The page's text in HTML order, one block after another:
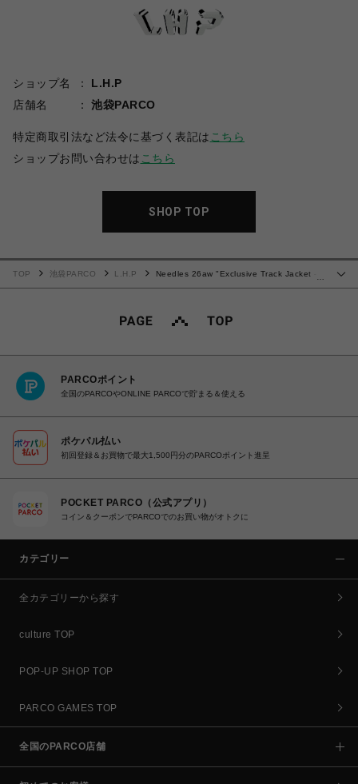
ショップ名
L.H.P
店舗名
池袋PARCO
特定商取引法など法令に基づく表記は こちら
ショップお問い合わせは こちら
SHOP TOP
…
TOP 池袋PARCO L.H.P
Needles 26aw "Exclusive Track Jacket -
PARCOポイント
全国のPARCOやONLINE PARCOで貯まる＆使える
ポケパル払い
初回登録＆お買物で最大1,500円分のPARCOポイント進呈
POCKET PARCO（公式アプリ）
コイン＆クーポンでPARCOでのお買い物がオトクに
カテゴリー
全カテゴリーから探す
culture TOP
POP-UP SHOP TOP
PARCO GAMES TOP
全国のPARCO店舗